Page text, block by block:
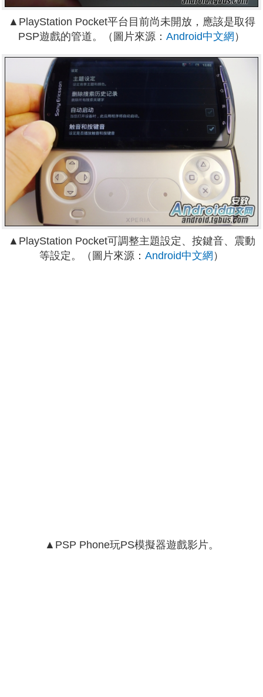
▲PlayStation Pocket平台目前尚未開放，應該是取得
PSP遊戲的管道。（圖片來源： Android中文網 ）
▲PlayStation Pocket可調整主題設定、按鍵音、震動
等設定。（圖片來源： Android中文網 ）
▲PSP Phone玩PS模擬器遊戲影片。